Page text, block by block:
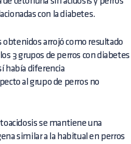
con la diabetes.
obtenidos arrojó como resultado
3 grupos de perros con diabetes
había diferencia
al grupo de perros no
se mantiene una
similar a la habitual en perros